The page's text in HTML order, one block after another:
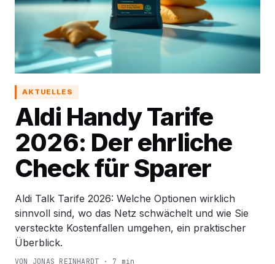
AKTUELLES
Aldi Handy Tarife
2026: Der ehrliche
Check für Sparer
Aldi Talk Tarife 2026: Welche Optionen wirklich
sinnvoll sind, wo das Netz schwächelt und wie Sie
versteckte Kostenfallen umgehen, ein praktischer
Überblick.
VON JONAS REINHARDT · 7 min